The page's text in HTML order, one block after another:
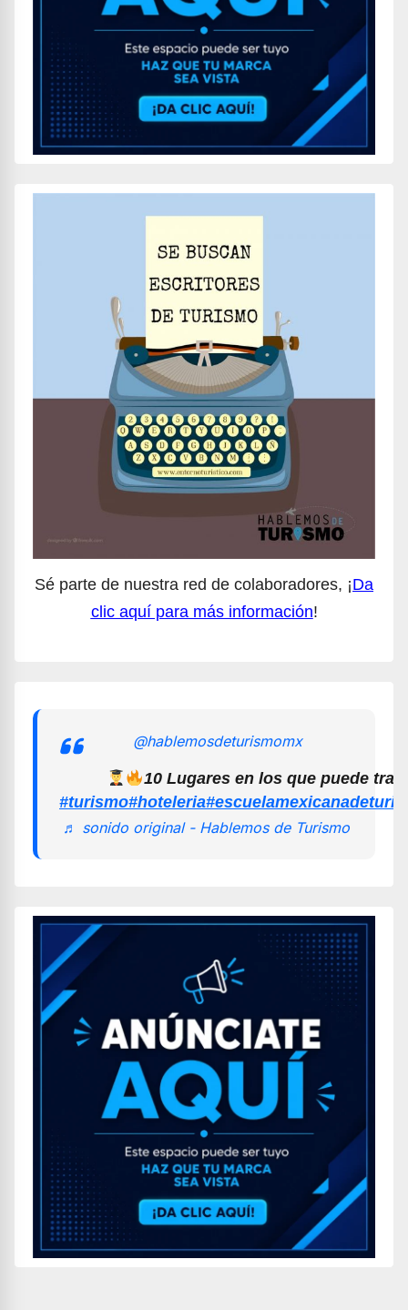
Sé parte de nuestra red de colaboradores, ¡Da
clic aquí para más información!
@hablemosdeturismomx
10 Lugares en los que puede
#turismo#hoteleria
♬ sonido original - Hablemos de Turismo